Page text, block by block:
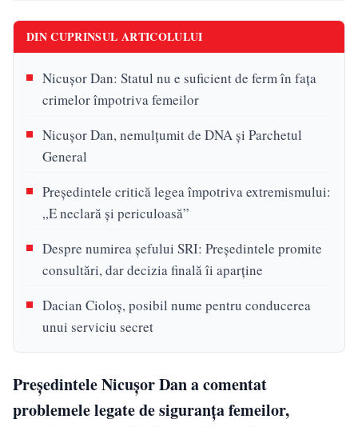
DIN CUPRINSUL ARTICOLULUI
Nicușor Dan: Statul nu e suficient de ferm în fața
crimelor împotriva femeilor
Nicușor Dan, nemulțumit de DNA și Parchetul
General
Președintele critică legea împotriva extremismului:
„E neclară și periculoasă”
Despre numirea șefului SRI: Președintele promite
consultări, dar decizia finală îi aparține
Dacian Cioloș, posibil nume pentru conducerea
unui serviciu secret
Președintele Nicușor Dan a comentat
problemele legate de siguranța femeilor,